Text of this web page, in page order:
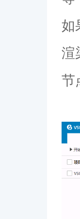
如
渲
节